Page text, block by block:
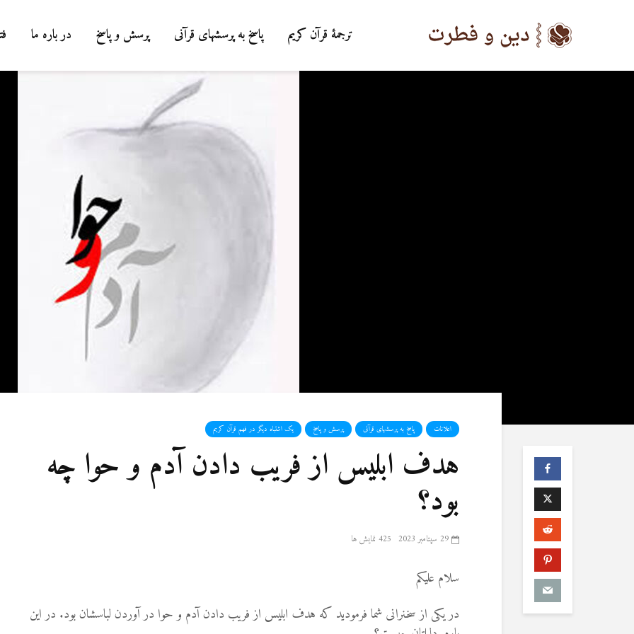
ترجمۀ قرآن کریم پاسخ به پرسشهای قرآنی پرسش و پاسخ در باره ما
اعلانات پاسخ به پرسشهای قرآنی پرسش و پاسخ یک اشتباه دیگر در فهم قرآن کریم
هدف ابلیس از فریب دادن آدم و حوا چه
بود؟
29 سپتامبر 2023 425 نمایش ها
سلام علیکم
در یکی از سخنرانی شما فرمودید که هدف ابلیس از فریب دادن آدم و حوا در آوردن لباسشان بود. در این